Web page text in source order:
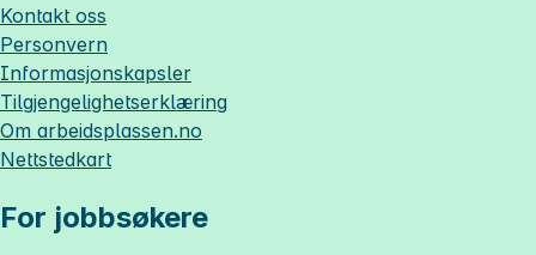
Kontakt oss
Personvern
Informasjonskapsler
Tilgjengelighetserklæring
Om arbeidsplassen.no
Nettstedkart
For jobbsøkere